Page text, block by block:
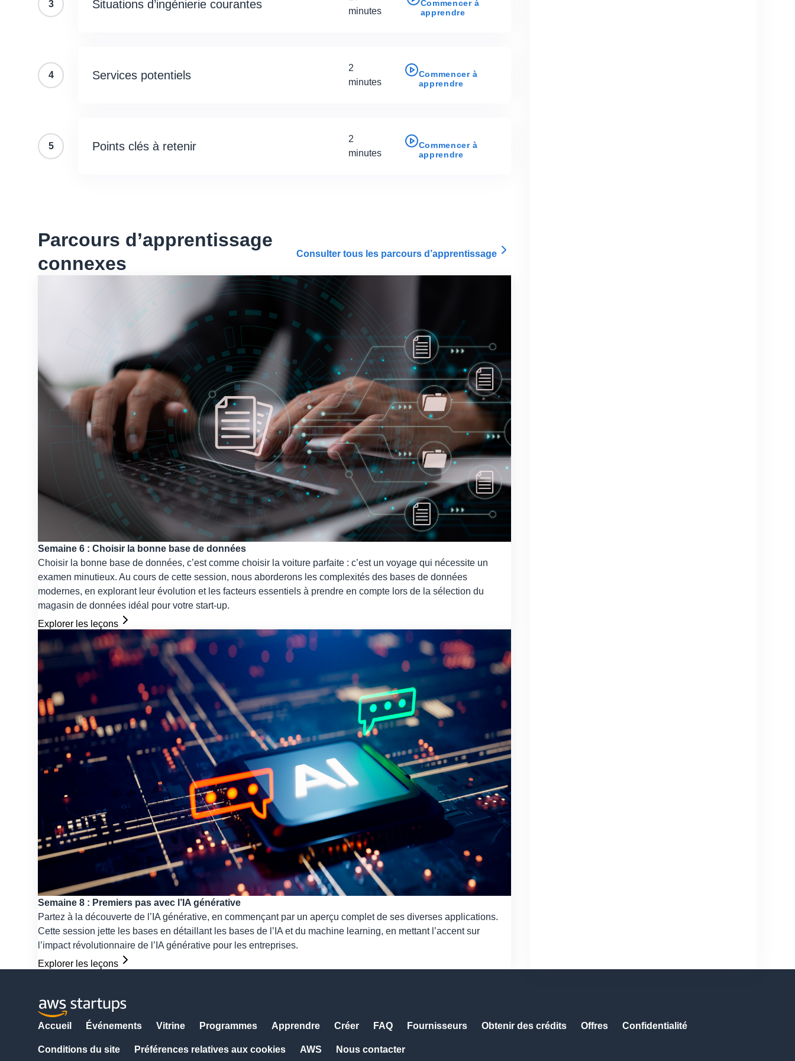
3 Situations d’ingénierie courantes
minutes
Commencer à
apprendre
4 Services potentiels
2
minutes
Commencer à
apprendre
5 Points clés à retenir
2
minutes
Commencer à
apprendre
Parcours d’apprentissage
connexes
Consulter tous les parcours d’apprentissage
Semaine 6 : Choisir la bonne base de données
Choisir la bonne base de données, c’est comme choisir la voiture parfaite : c’est un voyage qui nécessite un
examen minutieux. Au cours de cette session, nous aborderons les complexités des bases de données
modernes, en explorant leur évolution et les facteurs essentiels à prendre en compte lors de la sélection du
magasin de données idéal pour votre start-up.
Explorer les leçons
Semaine 8 : Premiers pas avec l’IA générative
Partez à la découverte de l’IA générative, en commençant par un aperçu complet de ses diverses applications.
Cette session jette les bases en détaillant les bases de l’IA et du machine learning, en mettant l’accent sur
l’impact révolutionnaire de l’IA générative pour les entreprises.
Explorer les leçons
Accueil Événements Vitrine Programmes Apprendre Créer FAQ Fournisseurs Obtenir des crédits Offres Confidentialité
Conditions du site Préférences relatives aux cookies AWS Nous contacter